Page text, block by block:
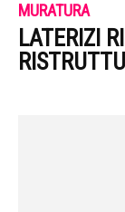
MURATURA
LATERIZI